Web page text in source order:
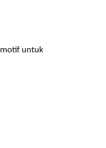
untuk